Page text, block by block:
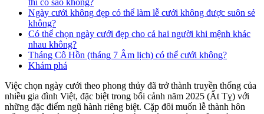
thì có sao không?
Ngày cưới không đẹp có thể làm lễ cưới không được suôn sẻ
không?
Có thể chọn ngày cưới đẹp cho cả hai người khi mệnh khác
nhau không?
Tháng Cô Hồn (tháng 7 Âm lịch) có thể cưới không?
Khám phá
Việc chọn ngày cưới theo phong thủy đã trở thành truyền thống của
nhiều gia đình Việt, đặc biệt trong bối cảnh năm 2025 (Ất Tỵ) với
những đặc điểm ngũ hành riêng biệt. Cặp đôi muốn lễ thành hôn